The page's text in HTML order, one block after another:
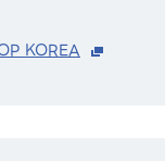
KOREA